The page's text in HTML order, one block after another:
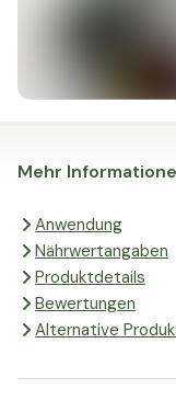
Mehr
Anwendung
Nährwertangaben
Produktdetails
Bewertungen
Alternative